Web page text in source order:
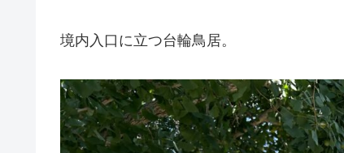
境内入口に立つ台輪鳥居。